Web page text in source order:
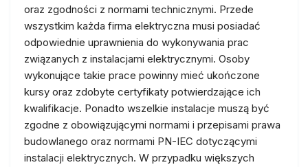
oraz zgodności z normami technicznymi. Przede
wszystkim każda firma elektryczna musi posiadać
odpowiednie uprawnienia do wykonywania prac
związanych z instalacjami elektrycznymi. Osoby
wykonujące takie prace powinny mieć ukończone
kursy oraz zdobyte certyfikaty potwierdzające ich
kwalifikacje. Ponadto wszelkie instalacje muszą być
zgodne z obowiązującymi normami i przepisami prawa
budowlanego oraz normami PN-IEC dotyczącymi
instalacji elektrycznych. W przypadku większych